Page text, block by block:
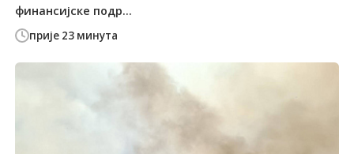
прије 23 минута
финансијске подр...